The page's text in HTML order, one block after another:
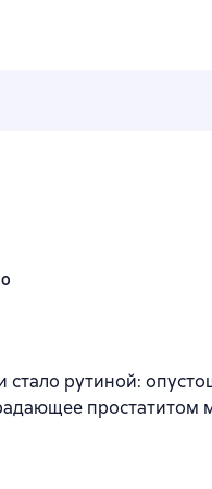
36 оценок
рутиной: